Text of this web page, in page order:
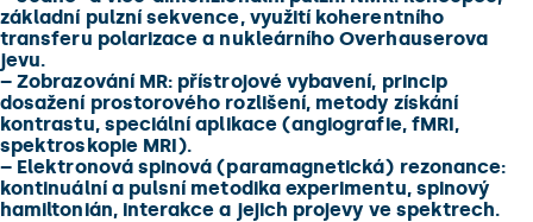
základní pulzní sekvence, využití koherentního
transferu polarizace a nukleárního Overhauserova
jevu.
– Zobrazování MR: přístrojové vybavení, princip
dosažení prostorového rozlišení, metody získání
kontrastu, speciální aplikace (angiografie, fMRI,
spektroskopie MRI).
– Elektronová spinová (paramagnetická) rezonance:
kontinuální a pulsní metodika experimentu, spinový
hamiltonián, interakce a jejich projevy ve spektrech.